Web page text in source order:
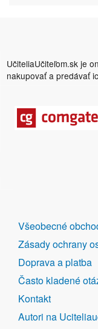
UčiteliaUčiteľom.sk je
nakupovať a predávať
DALŠÍ
ODKAZY
Všeobecné
Zásady ochrany
Doprava a platba
Často kladené
Kontakt
Autori na